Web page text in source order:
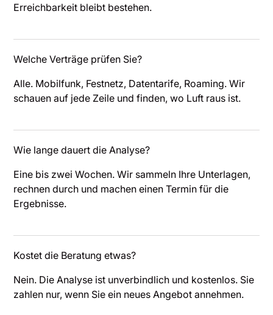
Erreichbarkeit bleibt bestehen.
Welche Verträge prüfen Sie?
Alle. Mobilfunk, Festnetz, Datentarife, Roaming. Wir
schauen auf jede Zeile und finden, wo Luft raus ist.
Wie lange dauert die Analyse?
Eine bis zwei Wochen. Wir sammeln Ihre Unterlagen,
rechnen durch und machen einen Termin für die
Ergebnisse.
Kostet die Beratung etwas?
Nein. Die Analyse ist unverbindlich und kostenlos. Sie
zahlen nur, wenn Sie ein neues Angebot annehmen.